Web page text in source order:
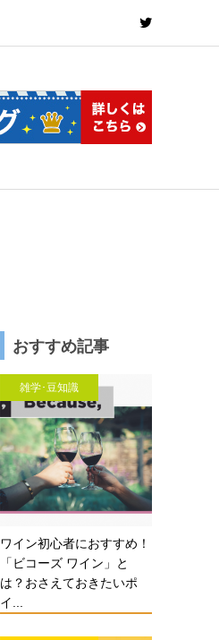
おすすめ記事
雑学･豆知識
ワイン初心者におすすめ！
「ビコーズ ワイン」と
は？おさえておきたいポ
イ...